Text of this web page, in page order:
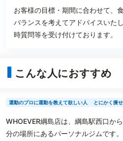
お客様の目標・期間に合わせて、
バランスを考えてアドバイスいた
時質問等を受け付けております。
こんな人におすすめ
運動のプロに運動を教えて欲しい人 とにかく痩
WHOEVER綱島店は、綱島駅西口か
分の場所にあるパーソナルジムです